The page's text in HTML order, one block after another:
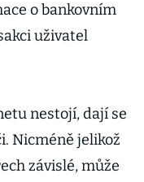
o bankovním
uživatel
nestojí, dají se
Nicméně jelikož
závislé, může